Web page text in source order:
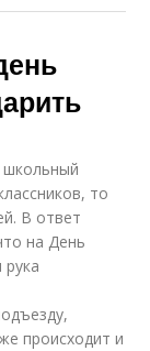
школьный
то
В ответ
на День
происходит и